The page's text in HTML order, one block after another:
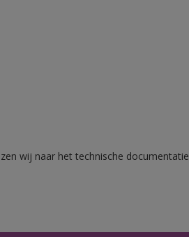
wij naar het technische